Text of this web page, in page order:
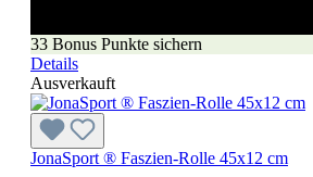
33 Bonus Punkte sichern
Details
Ausverkauft
JonaSport ® Faszien-Rolle 45x12 cm